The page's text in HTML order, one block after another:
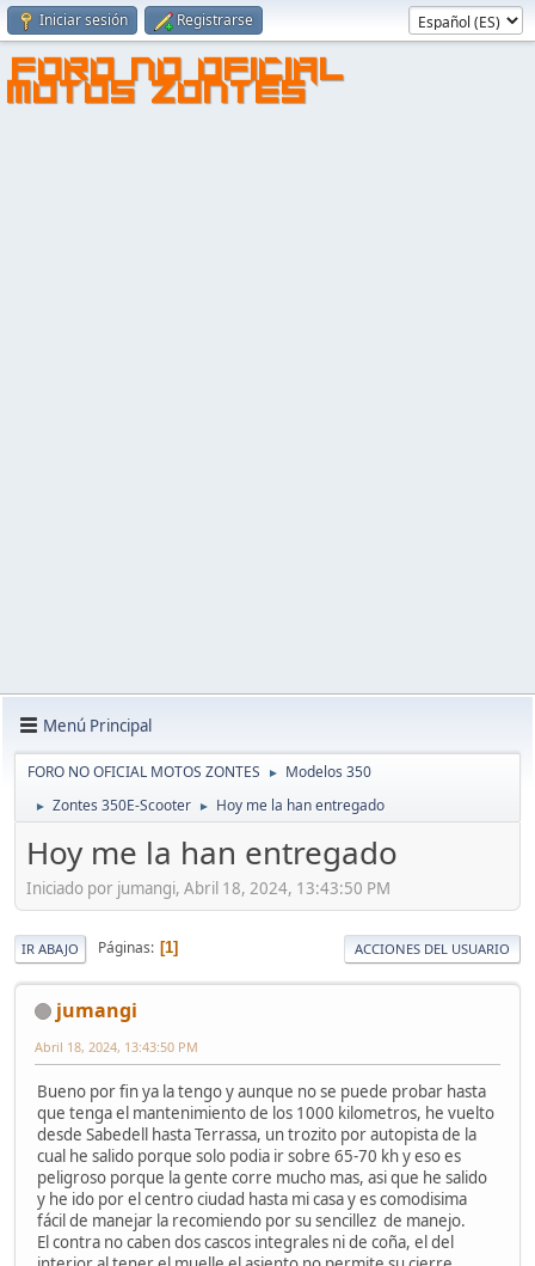
Iniciar sesión Registrarse
FORO NO OFICIAL
MOTOS ZONTES
Menú Principal
FORO NO OFICIAL MOTOS ZONTES ► Modelos 350
► Zontes 350E-Scooter ► Hoy me la han entregado
Hoy me la han entregado
Iniciado por jumangi, Abril 18, 2024, 13:43:50 PM
IR ABAJO Páginas 1 ACCIONES DEL USUARIO
jumangi
Abril 18, 2024, 13:43:50 PM
Bueno por fin ya la tengo y aunque no se puede probar hasta
que tenga el mantenimiento de los 1000 kilometros, he vuelto
desde Sabedell hasta Terrassa, un trozito por autopista de la
cual he salido porque solo podia ir sobre 65-70 kh y eso es
peligroso porque la gente corre mucho mas, asi que he salido
y he ido por el centro ciudad hasta mi casa y es comodisima
fácil de manejar la recomiendo por su sencillez de manejo.
El contra no caben dos cascos integrales ni de coña, el del